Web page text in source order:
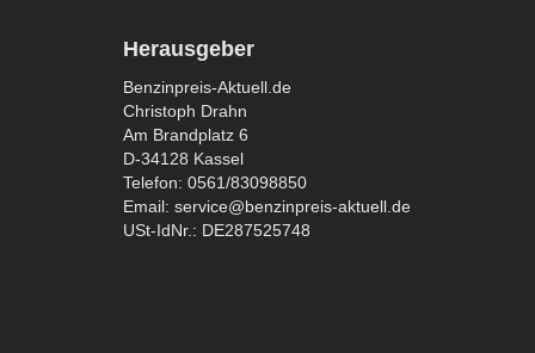
Herausgeber
Benzinpreis-Aktuell.de
Christoph Drahn
Am Brandplatz 6
D-34128 Kassel
Telefon: 0561/83098850
Email: service@benzinpreis-aktuell.de
USt-IdNr.: DE287525748